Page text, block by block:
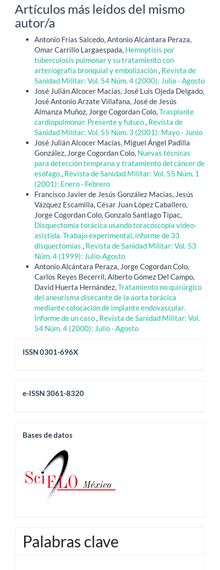
Artículos más leídos del mismo
autor/a
Antonio Frías Salcedo, Antonio Alcántara Peraza,
Omar Carrillo Largaespada, Hemoptisis por
tuberculosis pulmonar y su tratamiento con
arteriografía bronquial y embolización, Revista de
Sanidad Militar: Vol. 54 Núm. 4 (2000): Julio - Agosto
José Julián Alcocer Macías, José Luis Ojeda Delgado,
José Antonio Arzate Villafana, José de Jesús
Almanza Muñoz, Jorge Cogordan Colo,Trasplante
cardiopulmonar. Presente y futuro, Revista de
Sanidad Militar: Vol. 55 Núm. 3 (2001): Mayo - Junio
José Julián Alcocer Macías, Miguel Ángel Padilla
González, Jorge Cogordan Colo, Nuevas técnicas
para detección temprana y tratamiento del cáncer de
esófago, Revista de Sanidad Militar: Vol. 55 Núm. 1
(2001): Enero - Febrero
Francisco Javier de Jesús González Macías, Jesús
Vázquez Escamilla, César Juan López Caballero,
Jorge Cogordan Colo, Gonzalo Santiago Tipac,
Disquectomía torácica usando toracoscopia vídeo-
asistida. Trabajo experimental, informe de 33
disquectomías , Revista de Sanidad Militar: Vol. 53
Núm. 4 (1999): Julio-Agosto
Antonio Alcántara Peraza, Jorge Cogordan Colo,
Carlos Reyes Becerril, Alberto Gómez Del Campo,
David Huerta Hernández,Tratamiento no quirúrgico
del aneurisma disecante de la aorta torácica
mediante colocación de implante endovascular.
Informe de un caso, Revista de Sanidad Militar: Vol.
54 Núm. 4 (2000): Julio - Agosto
issn
ISSN 0301-696X
eissn
e-ISSN 3061-8320
base
Bases de datos
Palabras clave